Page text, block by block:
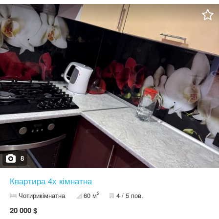
ватсап, телеграм.
8
Квартира 4х кімнатна
Чотирикімнатна 60 м2 4 / 5 пов.
20 000 $